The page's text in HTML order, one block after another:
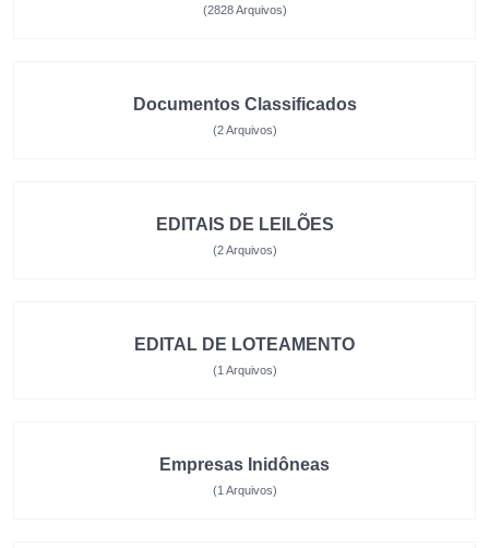
(2828 Arquivos)
Documentos Classificados
(2 Arquivos)
EDITAIS DE LEILÕES
(2 Arquivos)
EDITAL DE LOTEAMENTO
(1 Arquivos)
Empresas Inidôneas
(1 Arquivos)